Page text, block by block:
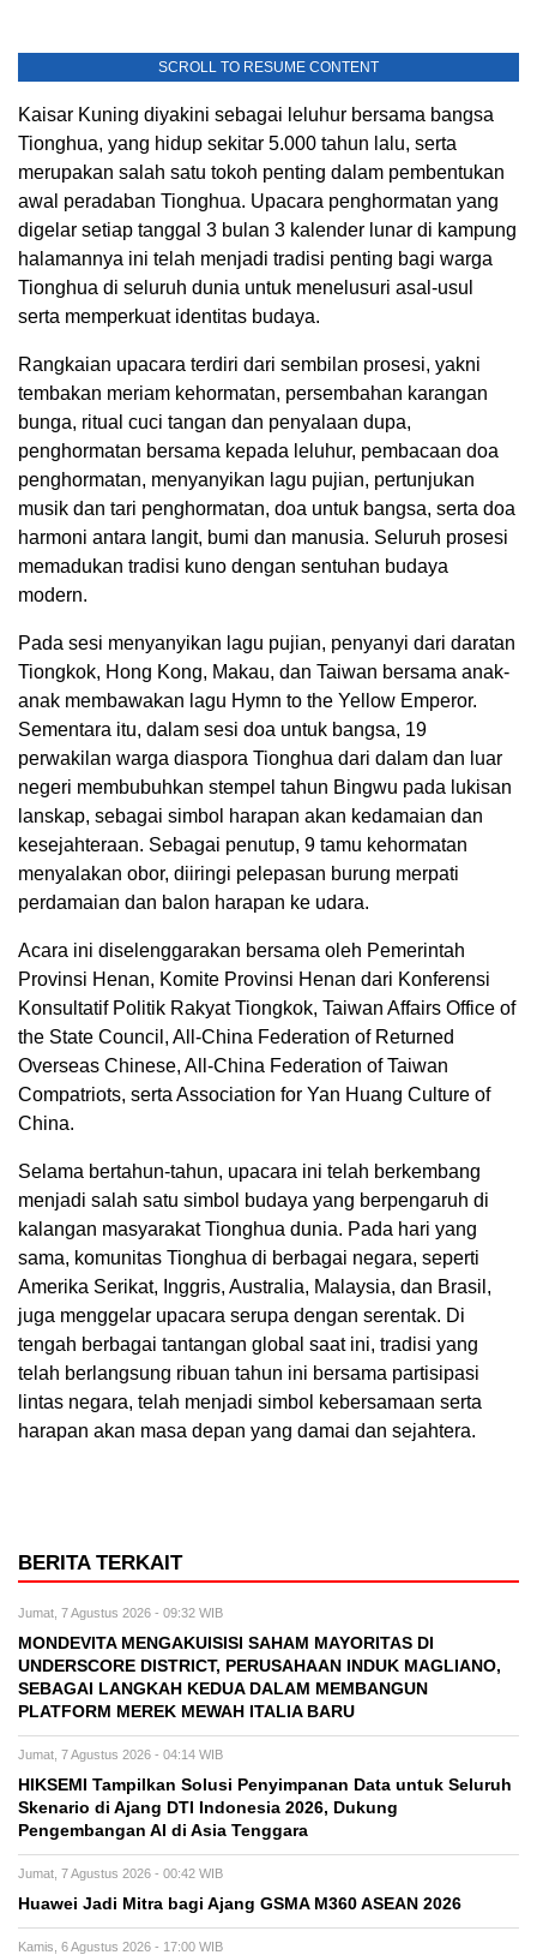
SCROLL TO RESUME CONTENT
Kaisar Kuning diyakini sebagai leluhur bersama bangsa
Tionghua, yang hidup sekitar 5.000 tahun lalu, serta
merupakan salah satu tokoh penting dalam pembentukan
awal peradaban Tionghua. Upacara penghormatan yang
digelar setiap tanggal 3 bulan 3 kalender lunar di kampung
halamannya ini telah menjadi tradisi penting bagi warga
Tionghua di seluruh dunia untuk menelusuri asal-usul
serta memperkuat identitas budaya.
Rangkaian upacara terdiri dari sembilan prosesi, yakni
tembakan meriam kehormatan, persembahan karangan
bunga, ritual cuci tangan dan penyalaan dupa,
penghormatan bersama kepada leluhur, pembacaan doa
penghormatan, menyanyikan lagu pujian, pertunjukan
musik dan tari penghormatan, doa untuk bangsa, serta doa
harmoni antara langit, bumi dan manusia. Seluruh prosesi
memadukan tradisi kuno dengan sentuhan budaya
modern.
Pada sesi menyanyikan lagu pujian, penyanyi dari daratan
Tiongkok, Hong Kong, Makau, dan Taiwan bersama anak-
anak membawakan lagu Hymn to the Yellow Emperor.
Sementara itu, dalam sesi doa untuk bangsa, 19
perwakilan warga diaspora Tionghua dari dalam dan luar
negeri membubuhkan stempel tahun Bingwu pada lukisan
lanskap, sebagai simbol harapan akan kedamaian dan
kesejahteraan. Sebagai penutup, 9 tamu kehormatan
menyalakan obor, diiringi pelepasan burung merpati
perdamaian dan balon harapan ke udara.
Acara ini diselenggarakan bersama oleh Pemerintah
Provinsi Henan, Komite Provinsi Henan dari Konferensi
Konsultatif Politik Rakyat Tiongkok, Taiwan Affairs Office of
the State Council, All-China Federation of Returned
Overseas Chinese, All-China Federation of Taiwan
Compatriots, serta Association for Yan Huang Culture of
China.
Selama bertahun-tahun, upacara ini telah berkembang
menjadi salah satu simbol budaya yang berpengaruh di
kalangan masyarakat Tionghua dunia. Pada hari yang
sama, komunitas Tionghua di berbagai negara, seperti
Amerika Serikat, Inggris, Australia, Malaysia, dan Brasil,
juga menggelar upacara serupa dengan serentak. Di
tengah berbagai tantangan global saat ini, tradisi yang
telah berlangsung ribuan tahun ini bersama partisipasi
lintas negara, telah menjadi simbol kebersamaan serta
harapan akan masa depan yang damai dan sejahtera.
BERITA TERKAIT
Jumat, 7 Agustus 2026 - 09:32 WIB
MONDEVITA MENGAKUISISI SAHAM MAYORITAS DI
UNDERSCORE DISTRICT, PERUSAHAAN INDUK MAGLIANO,
SEBAGAI LANGKAH KEDUA DALAM MEMBANGUN
PLATFORM MEREK MEWAH ITALIA BARU
Jumat, 7 Agustus 2026 - 04:14 WIB
HIKSEMI Tampilkan Solusi Penyimpanan Data untuk Seluruh
Skenario di Ajang DTI Indonesia 2026, Dukung
Pengembangan AI di Asia Tenggara
Jumat, 7 Agustus 2026 - 00:42 WIB
Huawei Jadi Mitra bagi Ajang GSMA M360 ASEAN 2026
Kamis, 6 Agustus 2026 - 17:00 WIB